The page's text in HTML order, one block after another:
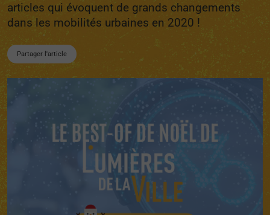
articles qui évoquent de grands changements
dans les mobilités urbaines en 2020 !
Partager l'article